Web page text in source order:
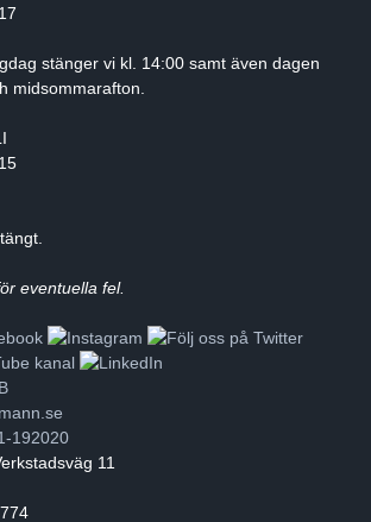
stänger vi kl. 14:00 samt även dagen
midsommarafton.
eventuella fel.
192020
11